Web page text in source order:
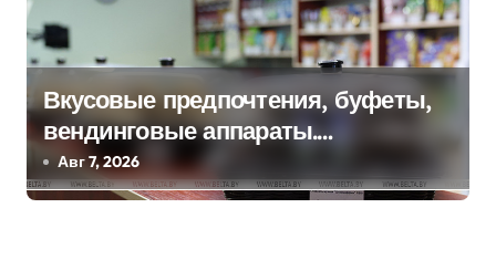
и
я
п
о
з
а
Вкусовые предпочтения, буфеты,
вендинговые аппараты.
Минобразования об изменениях в
школьном питании
Авг 7, 2026